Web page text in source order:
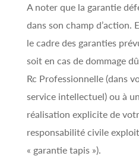
A noter que la garantie
dans son champ d’action.
le cadre des garanties
soit en cas de dommage
Rc Professionnelle (dans
service intellectuel) ou à
réalisation explicite de
responsabilité civile
« garantie tapis »).